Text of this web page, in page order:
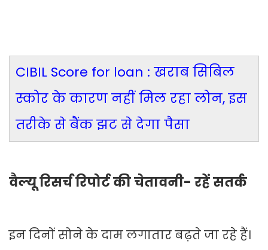
CIBIL Score for loan : खराब सिबिल
स्कोर के कारण नहीं मिल रहा लोन, इस
तरीके से बैंक झट से देगा पैसा
वैल्यू रिसर्च रिपोर्ट की चेतावनी- रहें सतर्क
इन दिनों सोने के दाम लगातार बढ़ते जा रहे हैं।